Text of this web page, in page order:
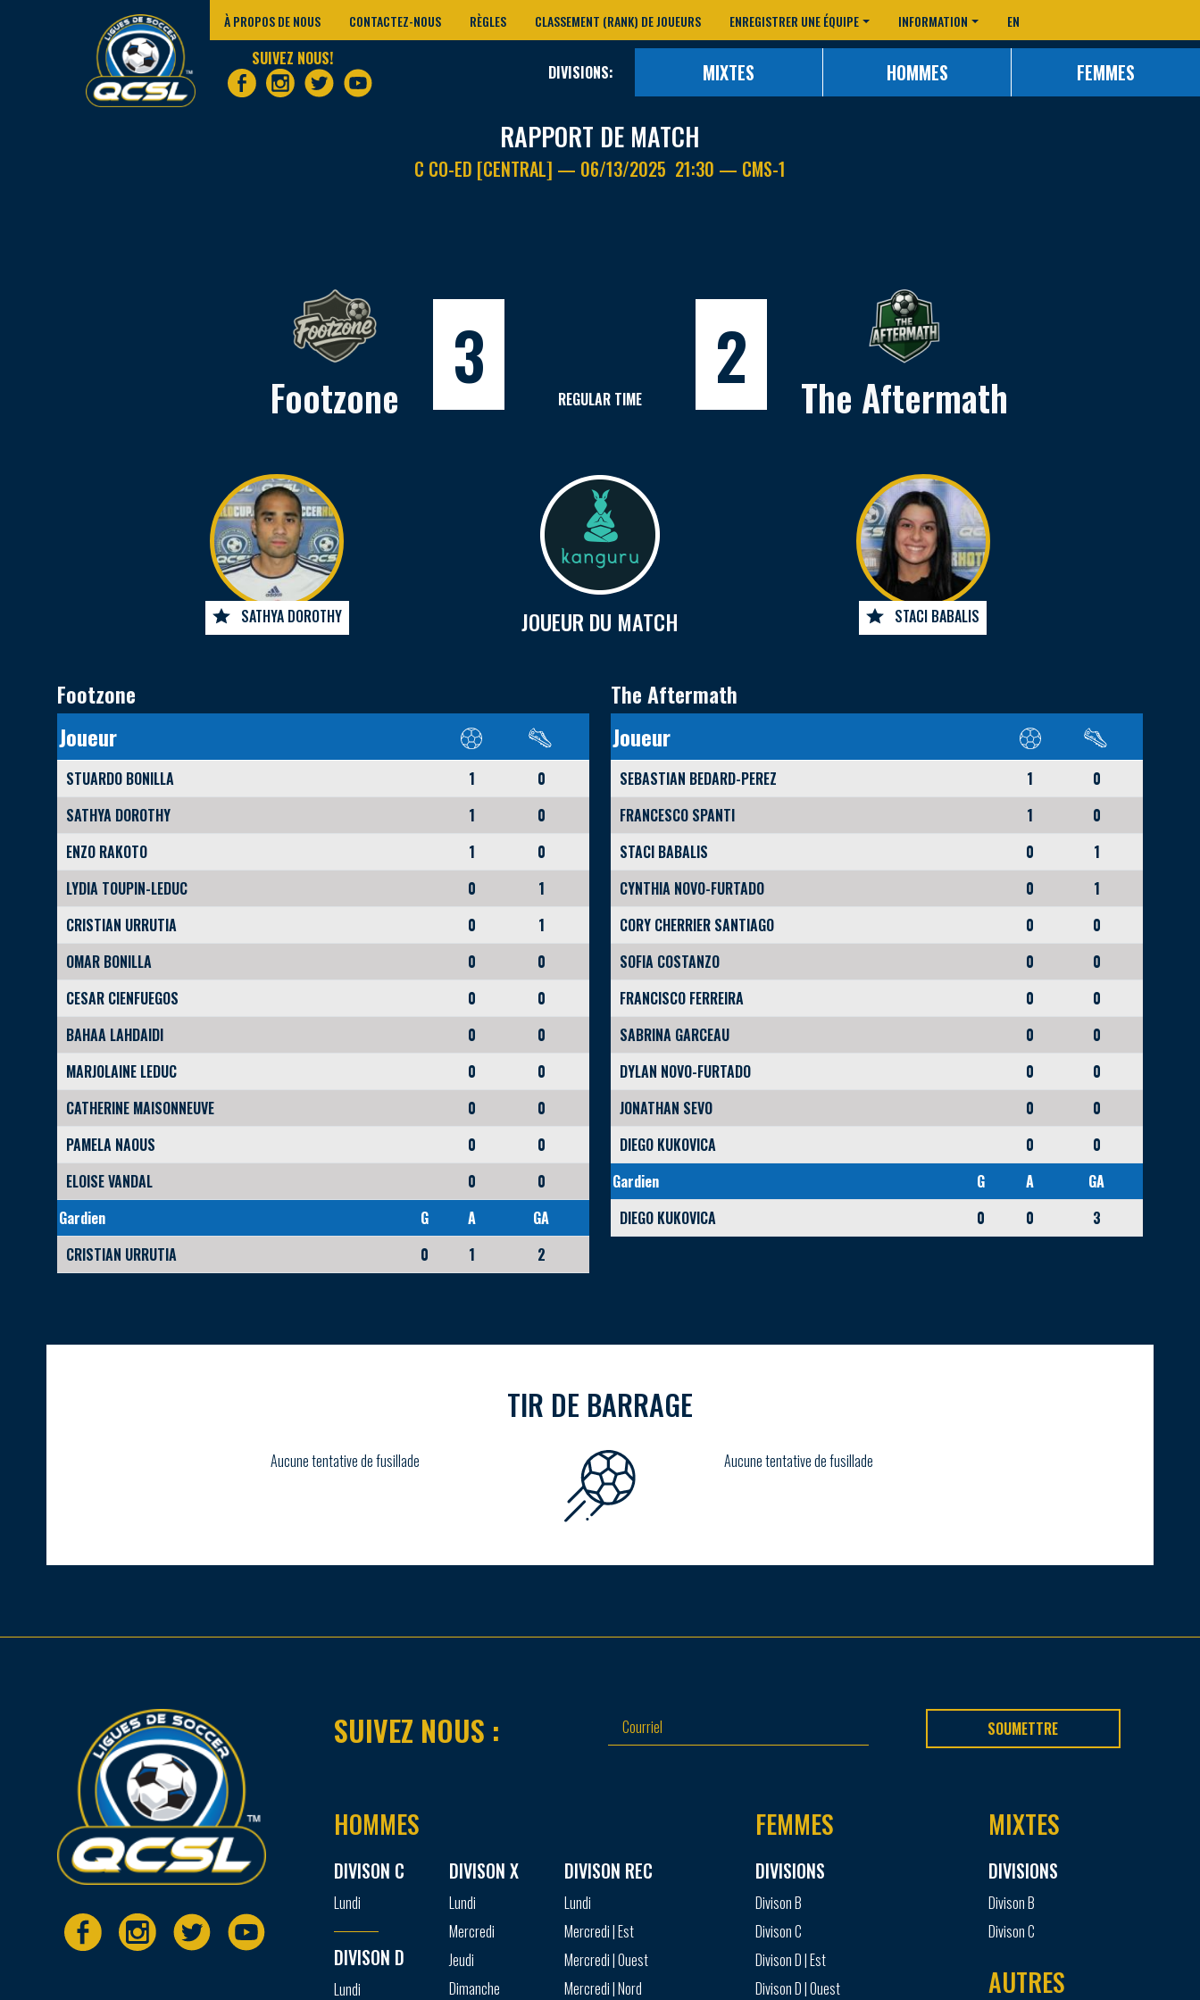
À PROPOS DE NOUS CONTACTEZ-NOUS RÈGLES CLASSEMENT (RANK) DE JOUEURS ENREGISTRER UNE ÉQUIPE INFORMATION EN
SUIVEZ NOUS!
DIVISIONS: MIXTES HOMMES FEMMES
RAPPORT DE MATCH
C CO-ED [CENTRAL] — 06/13/2025 21:30 — CMS-1
Footzone 3 REGULAR TIME 2 The Aftermath
SATHYA DOROTHY JOUEUR DU MATCH STACI BABALIS
Footzone
Joueur
STUARDO BONILLA 1
0
SATHYA DOROTHY
1
0
ENZO RAKOTO
1
0
LYDIA TOUPIN-LEDUC
0
1
CRISTIAN URRUTIA
0
1
OMAR BONILLA
0
0
CESAR CIENFUEGOS
0
0
BAHAA LAHDAIDI
0
0
MARJOLAINE LEDUC
0
0
CATHERINE MAISONNEUVE
0
0
PAMELA NAOUS
0
0
ELOISE VANDAL
0
0
Gardien
G A
GA
CRISTIAN URRUTIA
0 1 2
The Aftermath
Joueur
SEBASTIAN BEDARD-PEREZ 1
0
FRANCESCO SPANTI
1
0
STACI BABALIS
0
1
CYNTHIA NOVO-FURTADO
0
1
CORY CHERRIER SANTIAGO
0
0
SOFIA COSTANZO
0
0
FRANCISCO FERREIRA
0
0
SABRINA GARCEAU
0
0
DYLAN NOVO-FURTADO
0
0
JONATHAN SEVO
0
0
DIEGO KUKOVICA
0
0
Gardien
G A
GA
DIEGO KUKOVICA
0 0 3
TIR DE BARRAGE
Aucune tentative de fusillade Aucune tentative de fusillade
SUIVEZ NOUS : SOUMETTRE
HOMMES
DIVISON C
Lundi
DIVISON D
Lundi
DIVISON X
Lundi
Mercredi
Jeudi
Dimanche
DIVISON REC
Lundi
Mercredi | Est
Mercredi | Ouest
Mercredi | Nord
FEMMES
DIVISIONS
Divison B
Divison C
Divison D | Est
Divison D | Ouest
MIXTES
DIVISIONS
Divison B
Divison C
AUTRES